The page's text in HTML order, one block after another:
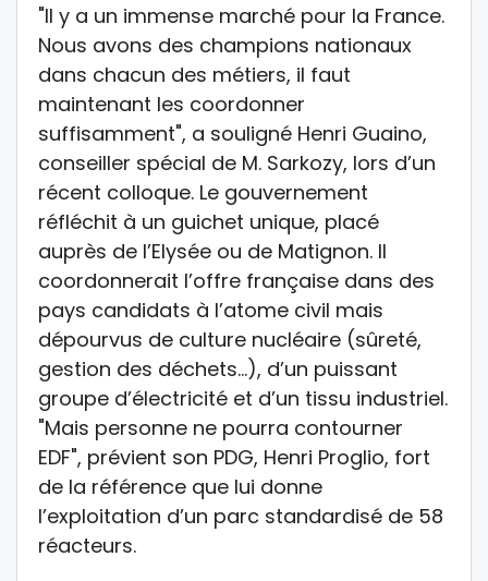
"Il y a un immense marché pour la France.
Nous avons des champions nationaux
dans chacun des métiers, il faut
maintenant les coordonner
suffisamment", a souligné Henri Guaino,
conseiller spécial de M. Sarkozy, lors d’un
récent colloque. Le gouvernement
réfléchit à un guichet unique, placé
auprès de l’Elysée ou de Matignon. Il
coordonnerait l’offre française dans des
pays candidats à l’atome civil mais
dépourvus de culture nucléaire (sûreté,
gestion des déchets…), d’un puissant
groupe d’électricité et d’un tissu industriel.
"Mais personne ne pourra contourner
EDF", prévient son PDG, Henri Proglio, fort
de la référence que lui donne
l’exploitation d’un parc standardisé de 58
réacteurs.